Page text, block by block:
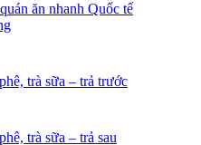
ăn nhanh Quốc tế
trà sữa – trả trước
trà sữa – trả sau